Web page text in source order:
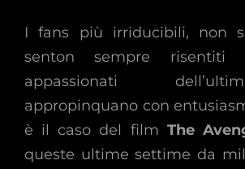
I fans più irriducibili, non
senton sempre risentiti
appassionati
appropinquano con
è il caso del film The
queste ultime settime da